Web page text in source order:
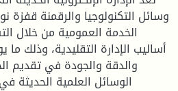
وسائل التكنولوجيا والرقمنة قفزة
الخدمة العمومية من خلال
أساليب الإدارة التقليدية، وذلك
والدقة والجودة في تقديم
الوسائل العلمية الحديثة